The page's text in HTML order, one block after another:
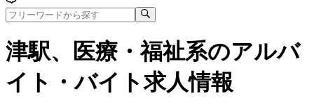
津駅、医療・福祉系のアルバ
イト・バイト求人情報